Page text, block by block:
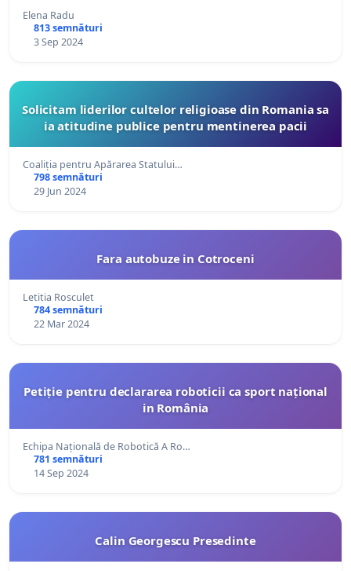
Elena Radu
813 semnături
3 Sep 2024
Solicitam liderilor cultelor religioase din Romania sa
ia atitudine publice pentru mentinerea pacii
Coaliția pentru Apărarea Statului…
798 semnături
29 Jun 2024
Fara autobuze in Cotroceni
Letitia Rosculet
784 semnături
22 Mar 2024
Petiție pentru declararea roboticii ca sport național
in România
Echipa Națională de Robotică A Ro…
781 semnături
14 Sep 2024
Calin Georgescu Presedinte